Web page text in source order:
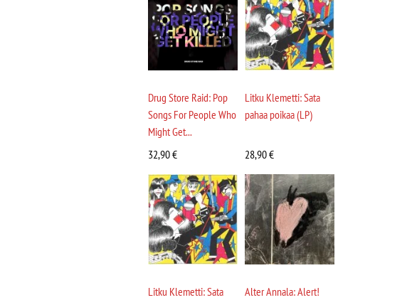
Drug Store Raid: Pop
Songs For People Who
Might Get...
32,90€
Litku Klemetti: Sata
pahaa poikaa (LP)
28,90€
Litku Klemetti: Sata
Alter Annala: Alert!